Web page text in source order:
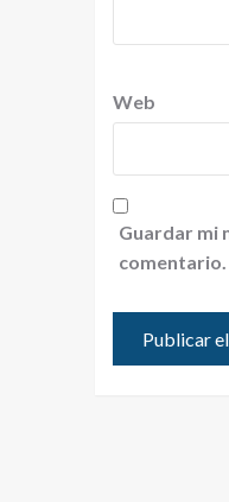
Web
Guardar mi
comentario.